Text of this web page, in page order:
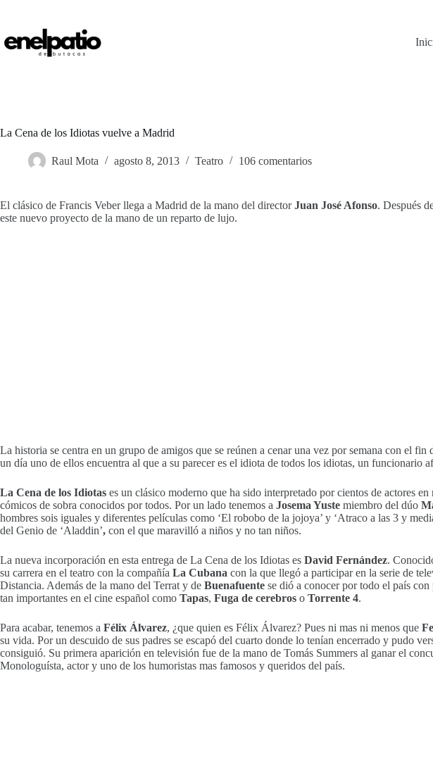
contenido
La Cena de los Idiotas vuelve a Madrid
Raul Mota agosto 8, 2013 Teatro 106 comentarios
El clásico de Francis Veber llega a Madrid de la mano del directorJuan José Afonso. Después
este nuevo proyecto de la mano de un reparto de lujo.
La historia se centra en un grupo de amigos que se reúnen a cenar una vez por semana con el
un día uno de ellos encuentra al que a su parecer es el idiota de todos los idiotas, un funcionario
La Cena de los Idiotas es un clásico moderno que ha sido interpretado por cientos de actores
cómicos de sobra conocidos por todos. Por un lado tenemos a Josema Yuste miembro del dúo
hombres sois iguales y diferentes películas como ‘El robobo de la jojoya’ y ‘Atraco a las 3 y
del Genio de ‘Aladdin’, con el que maravilló a niños y no tan niños.
La nueva incorporación en esta entrega de La Cena de los Idiotas es David Fernández.
su carrera en el teatro con la compañía La Cubana con la que llegó a participar en la serie de
Distancia. Además de la mano del Terrat y de Buenafuente se dió a conocer por todo el país
tan importantes en el cine español como Tapas, Fuga de cerebros o Torrente 4.
Para acabar, tenemos a Félix Álvarez, ¿que quien es Félix Álvarez? Pues ni mas ni menos que
su vida. Por un descuido de sus padres se escapó del cuarto donde lo tenían encerrado y pudo
consiguió. Su primera aparición en televisión fue de la mano de Tomás Summers al ganar el
Monologuísta, actor y uno de los humoristas mas famosos y queridos del país.